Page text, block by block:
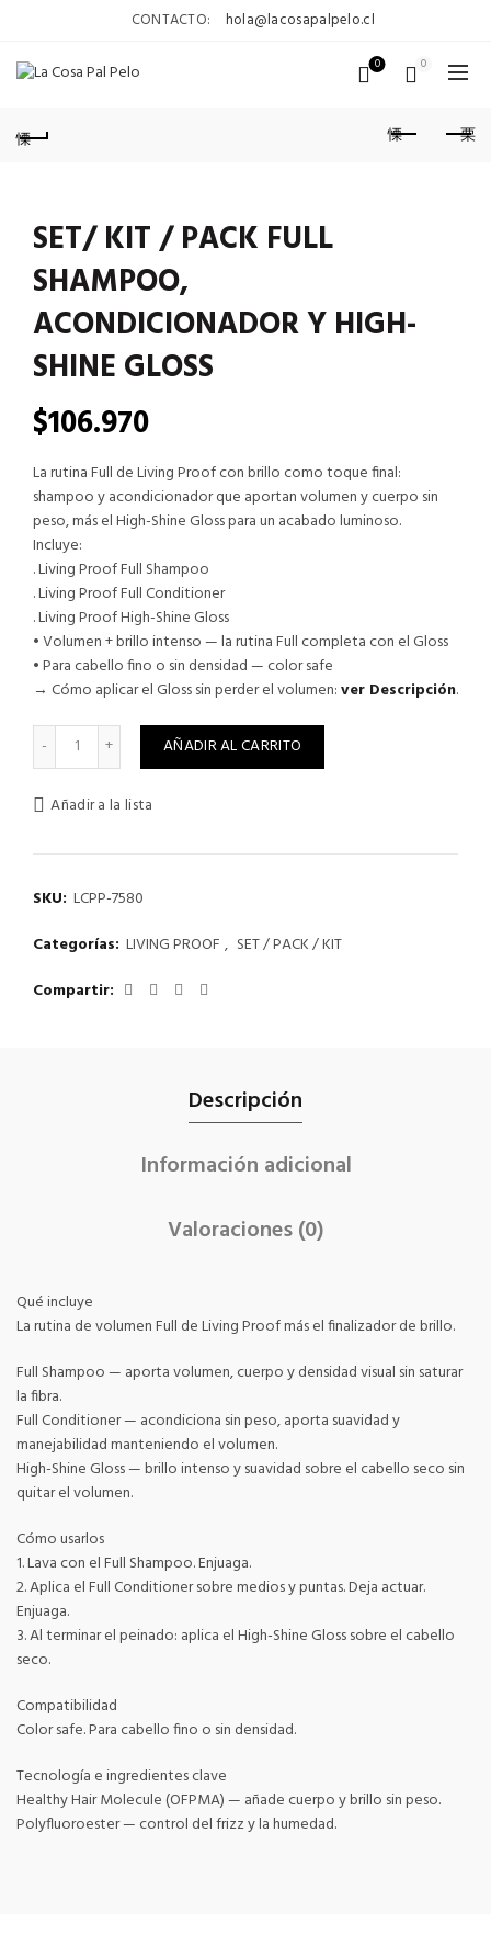
CONTACTO: hola@lacosapalpelo.cl
0 0
SET/ KIT / PACK FULL
SHAMPOO,
ACONDICIONADOR Y HIGH-
SHINE GLOSS
$106.970
La rutina Full de Living Proof con brillo como toque final:
shampoo y acondicionador que aportan volumen y cuerpo sin
peso, más el High-Shine Gloss para un acabado luminoso.
Incluye:
. Living Proof Full Shampoo
. Living Proof Full Conditioner
. Living Proof High-Shine Gloss
• Volumen + brillo intenso — la rutina Full completa con el Gloss
• Para cabello fino o sin densidad — color safe
→ Cómo aplicar el Gloss sin perder el volumen:ver Descripción.
SET/ KIT / PACK FULL SHAMPOO, ACONDICIONADOR Y HIGH-
AÑADIR AL CARRITO
Añadir a la lista
SKU: LCPP-7580
Categorías: LIVING PROOF , SET / PACK / KIT
Compartir
Descripción
Información adicional
Valoraciones (0)
Qué incluye
La rutina de volumen Full de Living Proof más el finalizador de brillo.
Full Shampoo — aporta volumen, cuerpo y densidad visual sin saturar
la fibra.
Full Conditioner — acondiciona sin peso, aporta suavidad y
manejabilidad manteniendo el volumen.
High-Shine Gloss — brillo intenso y suavidad sobre el cabello seco sin
quitar el volumen.
Cómo usarlos
1. Lava con el Full Shampoo. Enjuaga.
2. Aplica el Full Conditioner sobre medios y puntas. Deja actuar.
Enjuaga.
3. Al terminar el peinado: aplica el High-Shine Gloss sobre el cabello
seco.
Compatibilidad
Color safe. Para cabello fino o sin densidad.
Tecnología e ingredientes clave
Healthy Hair Molecule (OFPMA) — añade cuerpo y brillo sin peso.
Polyfluoroester — control del frizz y la humedad.